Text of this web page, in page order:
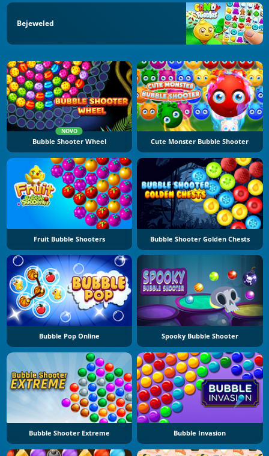
Bejeweled
NOVO
Bubble Shooter Wheel Cute Monster Bubble Shooter
Fruit Bubble Shooters Bubble Shooter Golden Chests
Bubble Pop Online Spooky Bubble Shooter
Bubble Shooter Extreme Bubble Invasion